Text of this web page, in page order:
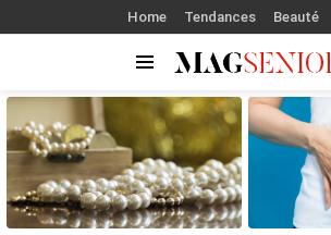
Home Tendances Beauté
STORIES